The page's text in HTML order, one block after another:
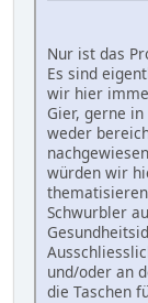
Nur ist das
Es sind
wir hier
Gier, gerne
weder
würden wir
Schwurbler
und/oder an
die Taschen